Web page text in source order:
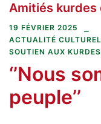
Aller
au
contenu
Amitiés kurdes
19 FÉVRIER 2025
ACTUALITÉ
SOUTIEN AUX
‘’Nous
peuple’’